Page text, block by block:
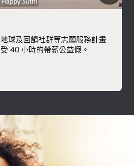
球及回饋社群等志願服務計畫
40 小時的帶薪公益假。